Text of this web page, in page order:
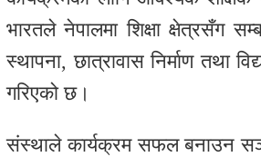
भारतले नेपालमा शिक्षा क्षेत्रसँग
स्थापना, छात्रावास निर्माण तथा
गरिएको छ।
संस्थाले कार्यक्रम सफल बनाउन